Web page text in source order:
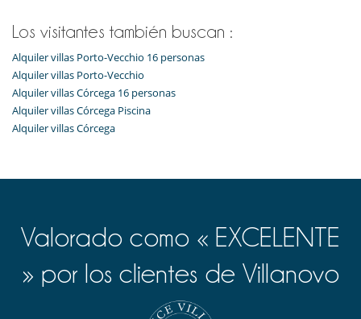
Los visitantes también buscan :
Alquiler villas Porto-Vecchio 16 personas
Alquiler villas Porto-Vecchio
Alquiler villas Córcega 16 personas
Alquiler villas Córcega Piscina
Alquiler villas Córcega
Valorado como « EXCELENTE
» por los clientes de Villanovo